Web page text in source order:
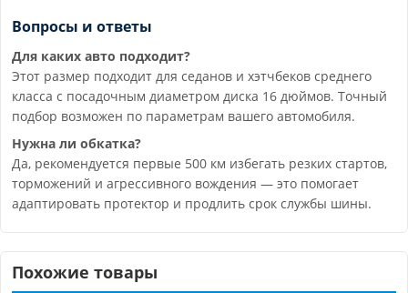
Вопросы и ответы
Для каких авто подходит?
Этот размер подходит для седанов и хэтчбеков среднего
класса с посадочным диаметром диска 16 дюймов. Точный
подбор возможен по параметрам вашего автомобиля.
Нужна ли обкатка?
Да, рекомендуется первые 500 км избегать резких стартов,
торможений и агрессивного вождения — это помогает
адаптировать протектор и продлить срок службы шины.
Похожие товары